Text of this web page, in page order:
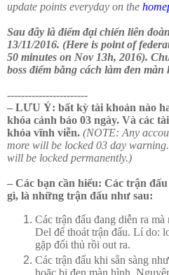
update points everyday on the
Sau đây là điểm đại chiến liên
13/11/2016. (Here is point of
50 minutes on Nov 13h, 2016).
boss điểm bằng cách làm đen
-----------------------
– LƯU Ý: bất kỳ tài khoản nào
khóa cảnh báo 03 ngày. Và các
khóa vĩnh viễn. (NOTE: Any
more will be locked 03 day
will be locked permanently.)
– Các bạn cần hiểu: Các trận
gì, là những trận đấu như sau:
Các trận đấu đang diễn ra
Del để thoát trận đấu. Lí do:
gặp đối thủ rồi out ra.
Các trận đấu khi sẵn sàng